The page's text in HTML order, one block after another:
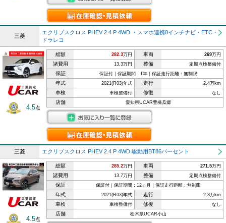
三菱
エクリプスクロス PHEV 2.4 P 4WD ・スマホ連携8インチナビ・ETC・
ドラレコ
4.5点
総額 282.3万円 車両 269万円
諸費用 13.3万円 整備 定期点検整備付
保証 保証付｜保証期間：1年｜保証走行距離：無制限
年式 2021(R03)年式 走行 2.4万km
車検 車検整備付 修復 なし
店舗 愛知県UCAR豊橋瓜郷
三菱 エクリプスクロス PHEV 2.4 P 4WD 駆動用BT86パーセント
4.5点
総額 285.2万円 車両 271.5万円
諸費用 13.7万円 整備 定期点検整備付
保証 保証付｜保証期間：12ヵ月｜保証走行距離：無制限
年式 2021(R03)年式 走行 2.3万km
車検 車検整備付 修復 なし
店舗 栃木県UCAR小山